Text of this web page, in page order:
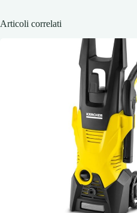
Articoli correlati